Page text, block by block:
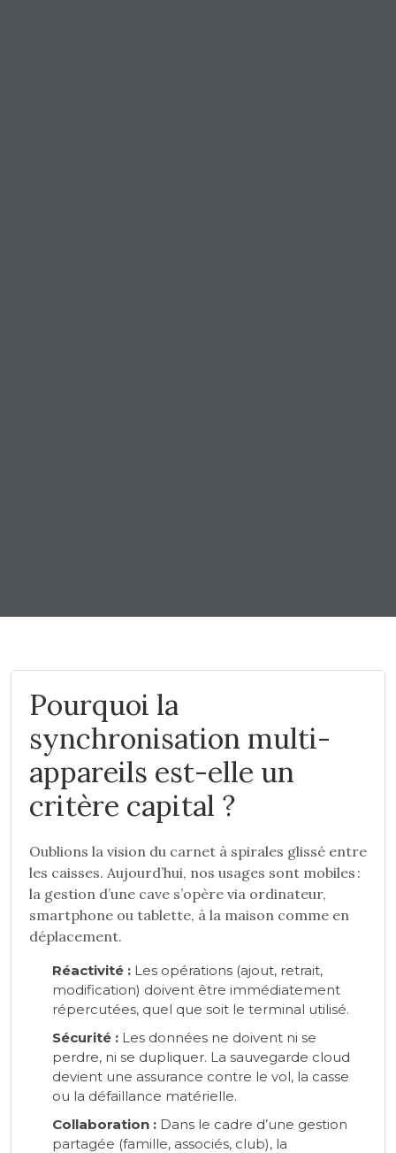
Pourquoi la
synchronisation multi-
appareils est-elle un
critère capital ?
Oublions la vision du carnet à spirales glissé entre
les caisses. Aujourd’hui, nos usages sont mobiles :
la gestion d’une cave s’opère via ordinateur,
smartphone ou tablette, à la maison comme en
déplacement.
Réactivité : Les opérations (ajout, retrait,
modification) doivent être immédiatement
répercutées, quel que soit le terminal utilisé.
Sécurité : Les données ne doivent ni se
perdre, ni se dupliquer. La sauvegarde cloud
devient une assurance contre le vol, la casse
ou la défaillance matérielle.
Collaboration : Dans le cadre d’une gestion
partagée (famille, associés, club), la